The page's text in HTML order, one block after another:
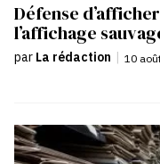
Défense
l’affichage
par La rédaction | 10